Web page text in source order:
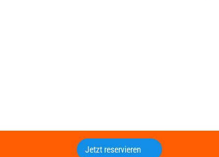
Jetzt reservieren